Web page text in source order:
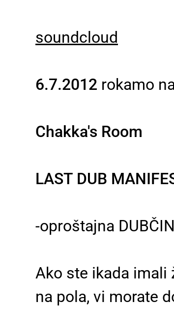
soundcloud
6.7.2012 rokamo
Chakka's Room
LAST DUB
-oproštajna
Ako ste ikada imali
na pola, vi morate